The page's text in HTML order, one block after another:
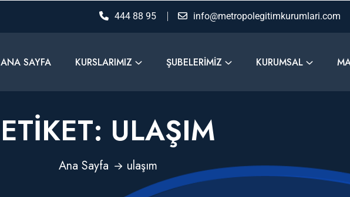
444 88 95 info@metropolegitimkurumlari.com
ANA SAYFA KURSLARIMIZ ŞUBELERIMIZ KURUMSAL
ETIKET: ULAŞIM
Ana Sayfa ulaşım